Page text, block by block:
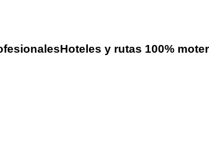
Hoteles y rutas 100%